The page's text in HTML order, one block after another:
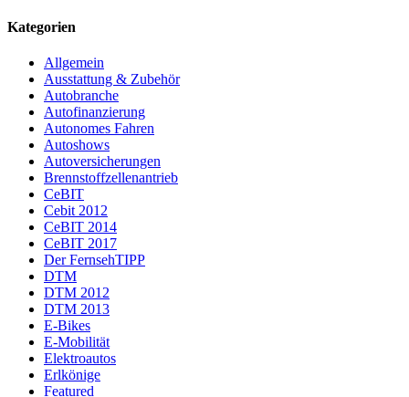
Kategorien
Allgemein
Ausstattung & Zubehör
Autobranche
Autofinanzierung
Autonomes Fahren
Autoshows
Autoversicherungen
Brennstoffzellenantrieb
CeBIT
Cebit 2012
CeBIT 2014
CeBIT 2017
Der FernsehTIPP
DTM
DTM 2012
DTM 2013
E-Bikes
E-Mobilität
Elektroautos
Erlkönige
Featured